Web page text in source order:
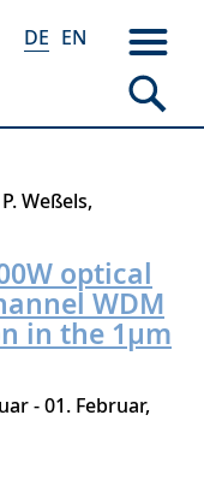
DE EN
P. Weßels
optical
WDM
in the 1μm
- 01. Februar